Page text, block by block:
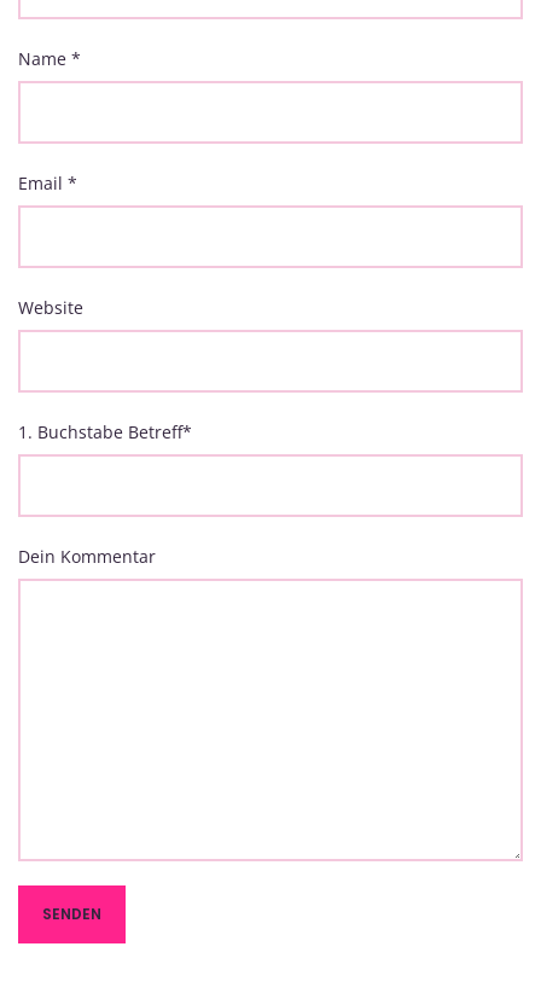
Name *
Email *
Website
1. Buchstabe Betreff*
Dein Kommentar